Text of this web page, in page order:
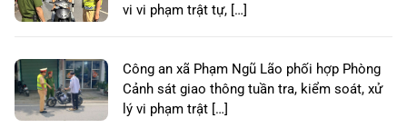
vi vi phạm trật tự, […]
Công an xã Phạm Ngũ Lão phối hợp Phòng
Cảnh sát giao thông tuần tra, kiểm soát, xử
lý vi phạm trật […]